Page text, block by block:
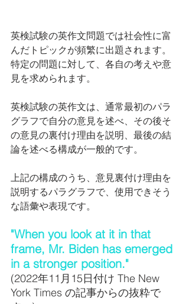
英検試験の英作文問題では社会性に富
んだトピックが頻繁に出題されます。
特定の問題に対して、各自の考えや意
見を求められます。
英検試験の英作文は、通常最初のパラ
グラフで自分の意見を述べ、その後そ
の意見の裏付け理由を説明、最後の結
論を述べる構成が一般的です。
上記の構成のうち、意見裏付け理由を
説明するパラグラフで、使用できそう
な語彙や表現です。
"When you look at it in that
frame, Mr. Biden has emerged
in a stronger position."
(2022年11月15日付け The New
York Times の記事からの抜粋で